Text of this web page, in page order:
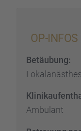
OP-
Betäu­bung:
Ambulant